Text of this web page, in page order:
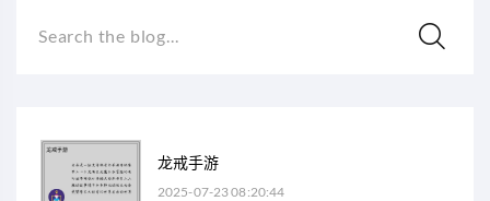
Search the blog...
龙戒手游
2025-07-23 08:20:44